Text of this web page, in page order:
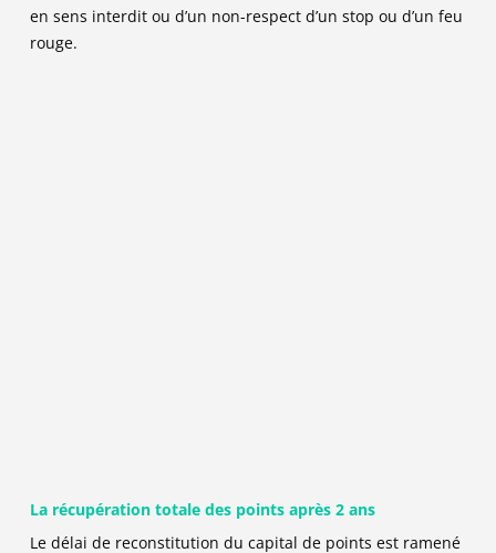
en sens interdit ou d’un non-respect d’un stop ou d’un feu
rouge.
La récupération totale des points après 2 ans
Le délai de reconstitution du capital de points est ramené